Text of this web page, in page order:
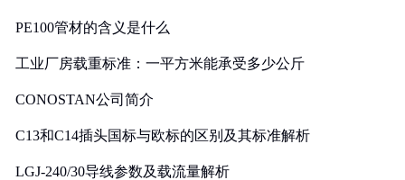
PE100管材的含义是什么
工业厂房载重标准：一平方米能承受多少公斤
CONOSTAN公司简介
C13和C14插头国标与欧标的区别及其标准解析
LGJ-240/30导线参数及载流量解析